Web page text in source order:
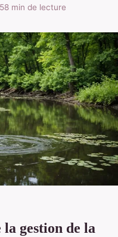
8 min de lecture
gestion de la